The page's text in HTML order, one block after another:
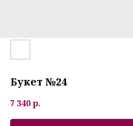
Букет №24
7 340р.